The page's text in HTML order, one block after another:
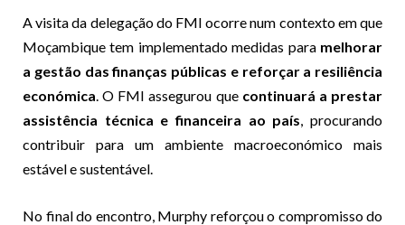
A visita da delegação do FMI ocorre num contexto em que
Moçambique tem implementado medidas para melhorar
a gestão das finanças públicas e reforçar a resiliência
económica. O FMI assegurou que continuará a prestar
assistência técnica e financeira ao país, procurando
contribuir para um ambiente macroeconómico mais
estável e sustentável.
No final do encontro, Murphy reforçou o compromisso do